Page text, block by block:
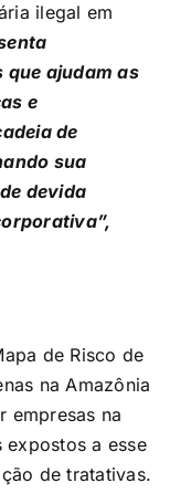
ilegal em
que ajudam as
e
de
sua
devida
de Risco de
na Amazônia
empresas na
a esse
de tratativas.